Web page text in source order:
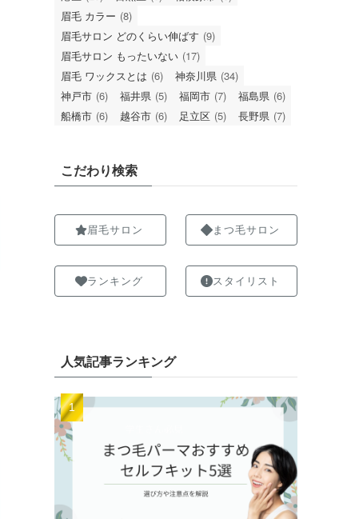
眉毛 カラー (8)
眉毛サロン どのくらい伸ばす (9)
眉毛サロン もったいない (17)
眉毛 ワックスとは (6) 神奈川県 (34)
神戸市 (6) 福井県 (5) 福岡市 (7) 福島県 (6)
船橋市 (6) 越谷市 (6) 足立区 (5) 長野県 (7)
こだわり検索
眉毛サロン
ランキング
まつ毛サロン
スタイリスト
人気記事ランキング